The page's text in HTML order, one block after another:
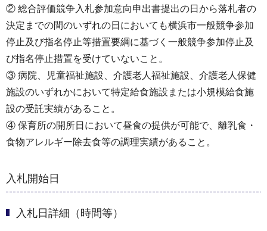
② 総合評価競争入札参加意向申出書提出の日から落札者の
決定までの間のいずれの日においても横浜市一般競争参加
停止及び指名停止等措置要綱に基づく一般競争参加停止及
び指名停止措置を受けていないこと。
③ 病院、児童福祉施設、介護老人福祉施設、介護老人保健
施設のいずれかにおいて特定給食施設または小規模給食施
設の受託実績があること。
④ 保育所の開所日において昼食の提供が可能で、離乳食・
食物アレルギー除去食等の調理実績があること。
入札開始日
入札日詳細（時間等）